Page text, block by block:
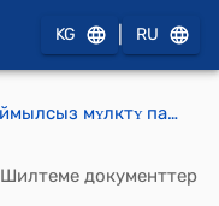
KG RU
Ж-2А зонасынын кыймылсыз мʏлктʏ пайдалануунун тизмегине ѳзгѳртʏʏнʏ киргизʏʏ жѳнʏндѳ токтому
Шилтеме документтер